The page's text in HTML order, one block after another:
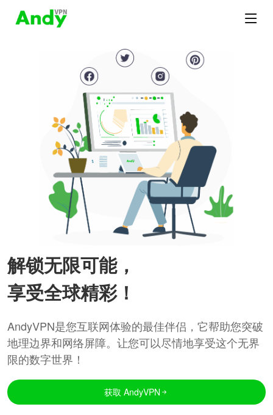
解锁无限可能，
享受全球精彩！
AndyVPN是您互联网体验的最佳伴侣，它帮助您突破
地理边界和网络屏障。让您可以尽情地享受这个无界
限的数字世界！
获取 AndyVPN